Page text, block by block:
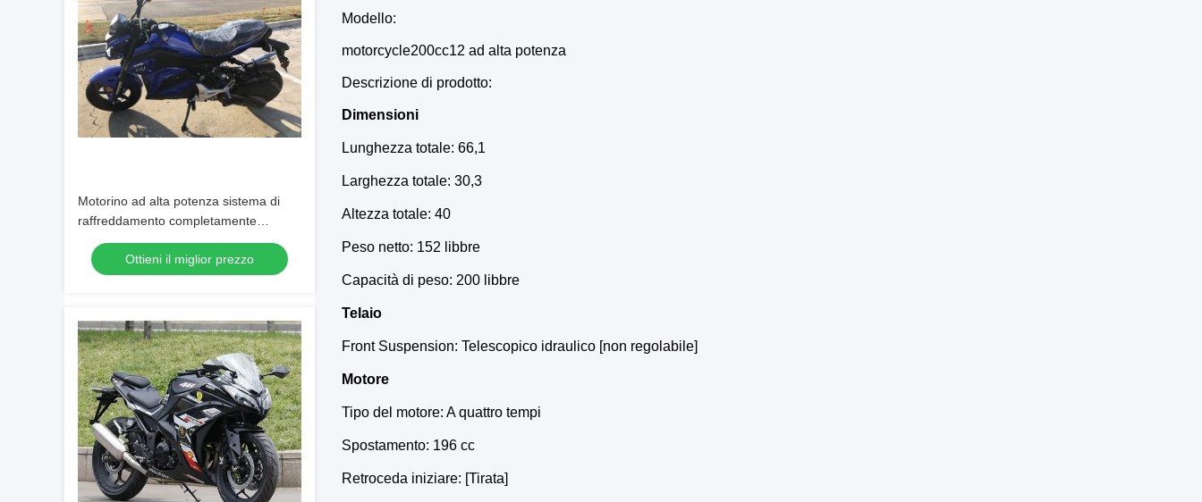
Motorino ad alta potenza sistema di
raffreddamento completamente
automatico raffreddato ad aria 150cc
Ottieni il miglior prezzo
Modello:
motorcycle200cc12 ad alta potenza
Descrizione di prodotto:
Dimensioni
Lunghezza totale: 66,1
Larghezza totale: 30,3
Altezza totale: 40
Peso netto: 152 libbre
Capacità di peso: 200 libbre
Telaio
Front Suspension: Telescopico idraulico [non regolabile]
Motore
Tipo del motore: A quattro tempi
Spostamento: 196 cc
Retroceda iniziare: [Tirata]